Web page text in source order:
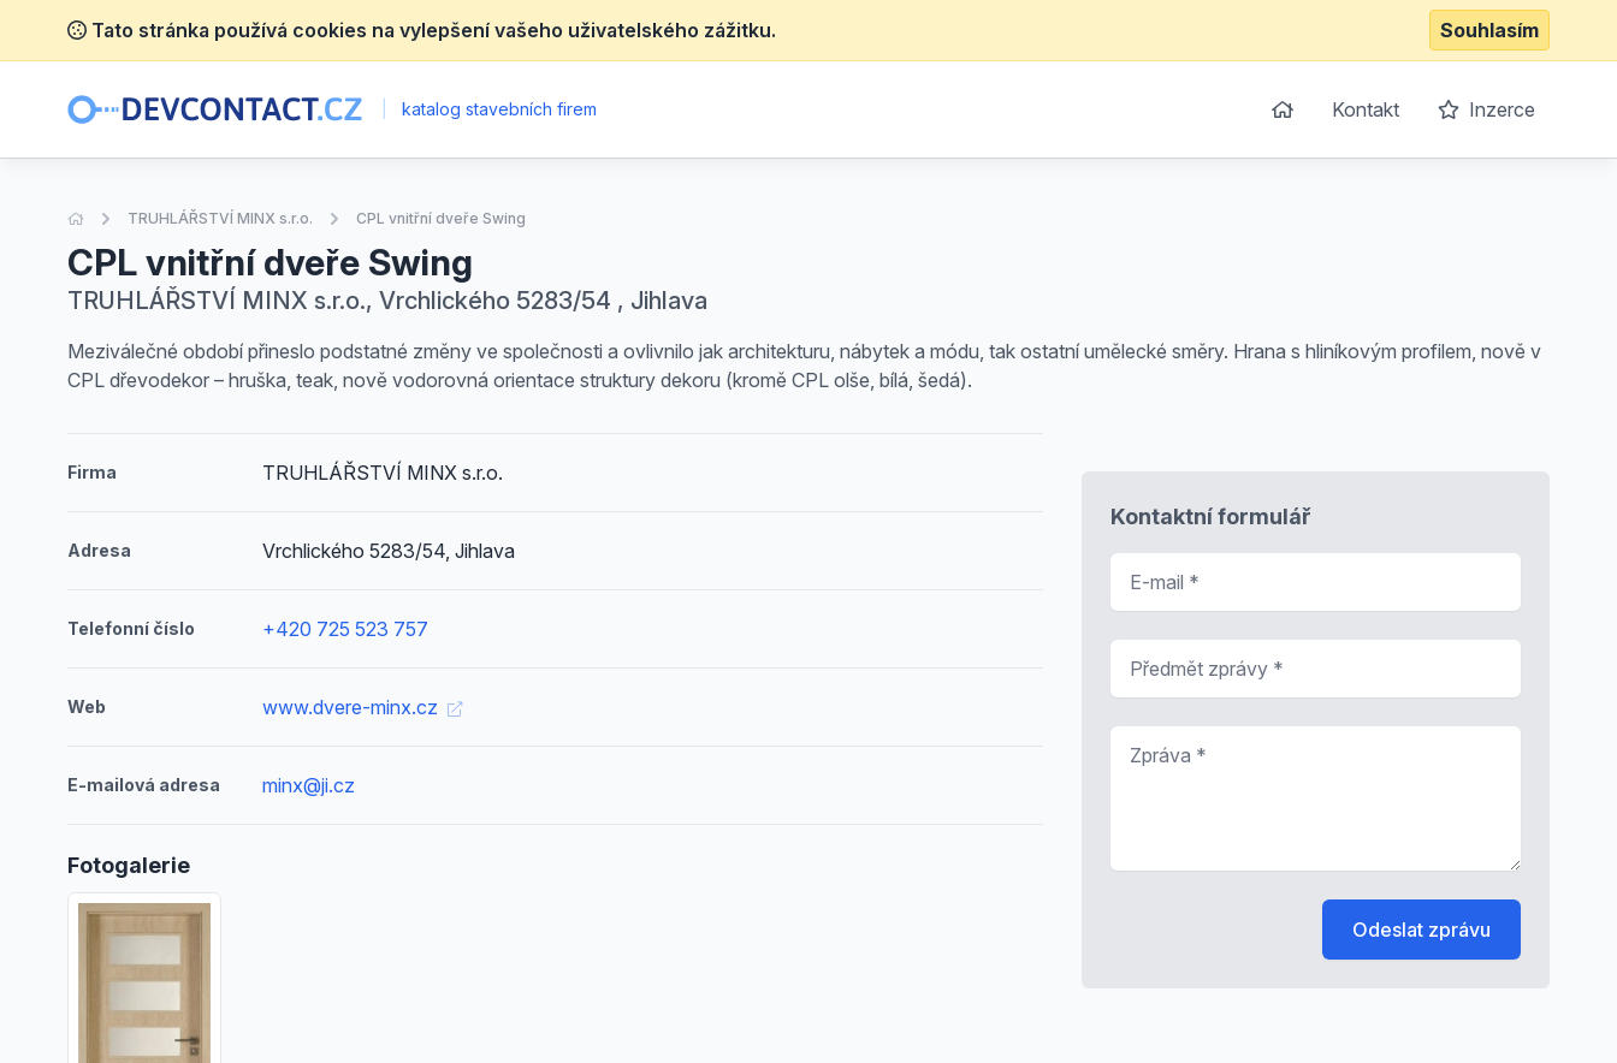
Tato stránka používá cookies na vylepšení vašeho uživatelského zážitku. Souhlasím
katalog stavebních firem Kontakt Inzerce
Úvodní stránka
TRUHLÁŘSTVÍ MINX s.r.o. CPL vnitřní dveře Swing
CPL vnitřní dveře Swing
TRUHLÁŘSTVÍ MINX s.r.o., Vrchlického 5283/54 , Jihlava
Meziválečné období přineslo podstatné změny ve společnosti a ovlivnilo jak architekturu, nábytek a módu, tak ostatní umělecké směry. Hrana s hliníkovým profilem, nově v
CPL dřevodekor – hruška, teak, nově vodorovná orientace struktury dekoru (kromě CPL olše, bílá, šedá).
Firma TRUHLÁŘSTVÍ MINX s.r.o.
Adresa Vrchlického 5283/54, Jihlava
Telefonní číslo +420 725 523 757
Web www.dvere-minx.cz
E-mailová adresa minx@ji.cz
Fotogalerie
Kontaktní formulář
Odeslat zprávu